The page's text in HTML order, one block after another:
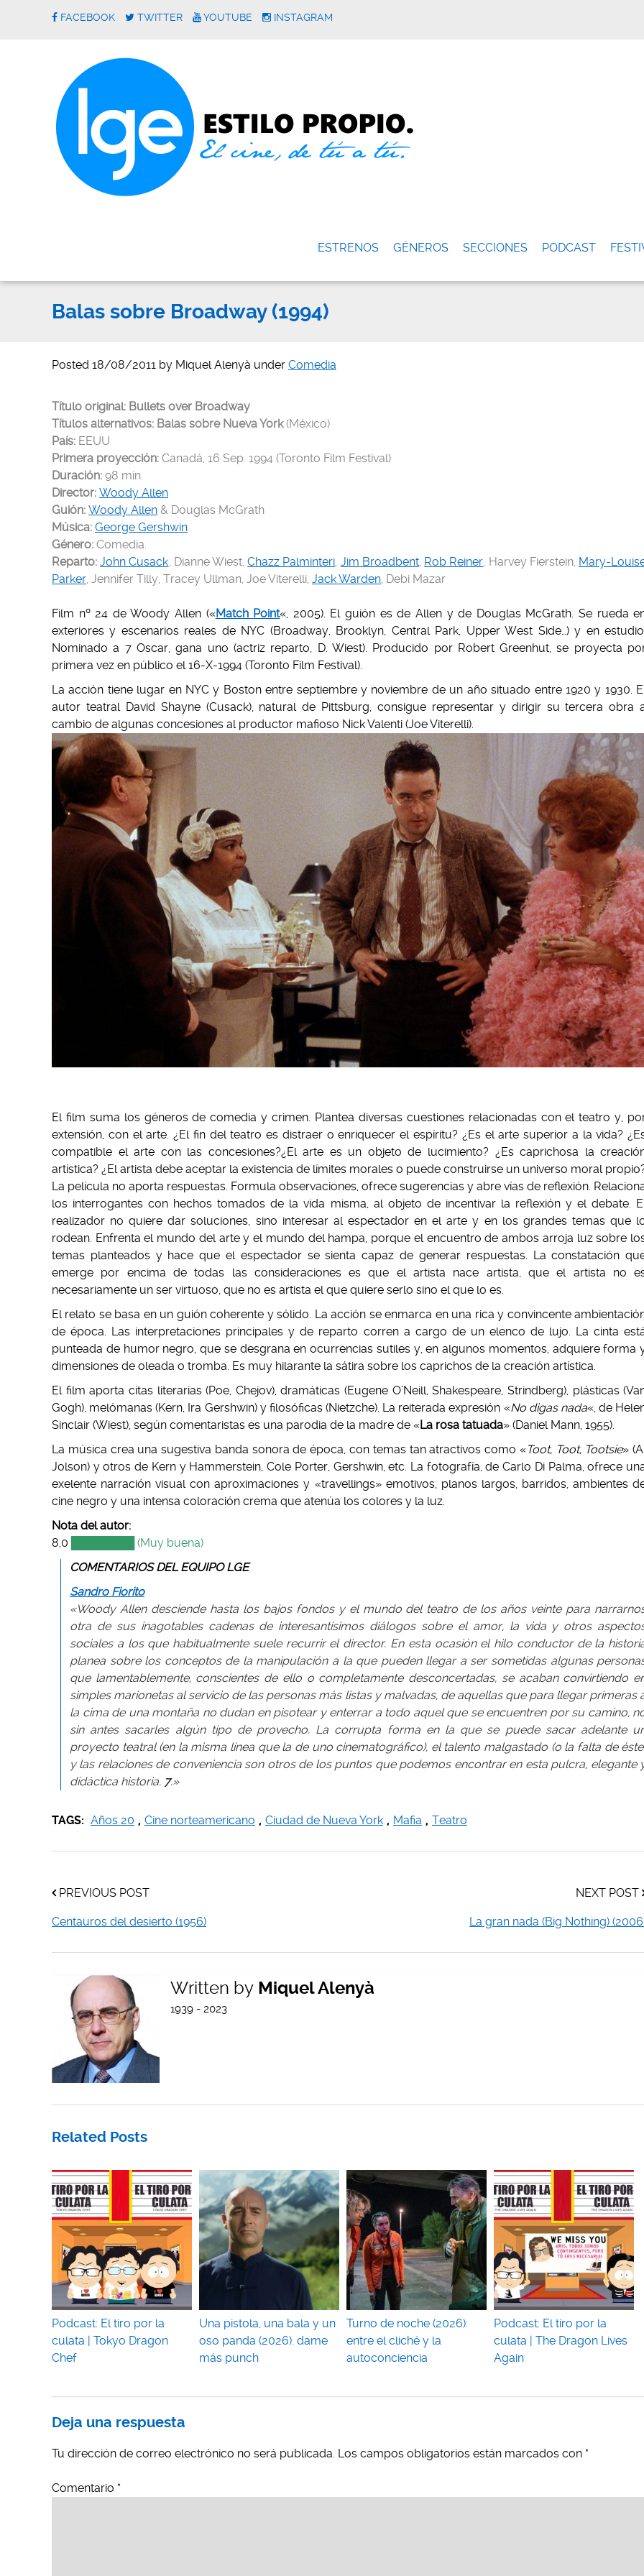
FACEBOOK TWITTER YOUTUBE INSTAGRAM
ESTRENOS GÉNEROS SECCIONES PODCAST
Balas sobre Broadway (1994)
Posted 18/08/2011 by Miquel Alenyà under Comedia
Título original: Bullets over Broadway
Títulos alternativos: Balas sobre Nueva York(México)
País: EEUU
Primera proyección: Canadá, 16 Sep. 1994 (Toronto Film Festival)
Duración: 98 min.
Director: Woody Allen
Guión: Woody Allen & Douglas McGrath
Música: George Gershwin
Género: Comedia.
Reparto:John Cusack, Dianne Wiest,Chazz Palminteri, Jim Broadbent, Rob Reiner, Harvey Fierstein, Mary-
Parker, Jennifer Tilly, Tracey Ullman, Joe Viterelli, Jack Warden, Debi Mazar
Film nº 24 de Woody Allen («Match Point«, 2005). El guión es de Allen y de Douglas McGrath. Se rueda
exteriores y escenarios reales de NYC (Broadway, Brooklyn, Central Park, Upper West Side…) y en
Nominado a 7 Oscar, gana uno (actriz reparto, D. Wiest). Producido por Robert Greenhut, se proyecta
primera vez en público el 16-X-1994 (Toronto Film Festival).
La acción tiene lugar en NYC y Boston entre septiembre y noviembre de un año situado entre 1920 y 1930.
autor teatral David Shayne (Cusack), natural de Pittsburg, consigue representar y dirigir su tercera obra
cambio de algunas concesiones al productor mafioso Nick Valenti (Joe Viterelli).
El film suma los géneros de comedia y crimen. Plantea diversas cuestiones relacionadas con el teatro y,
extensión, con el arte. ¿El fin del teatro es distraer o enriquecer el espíritu? ¿Es el arte superior a la vida?
compatible el arte con las concesiones?¿El arte es un objeto de lucimiento? ¿Es caprichosa la
artística? ¿El artista debe aceptar la existencia de límites morales o puede construirse un universo moral
La película no aporta respuestas. Formula observaciones, ofrece sugerencias y abre vías de reflexión.
los interrogantes con hechos tomados de la vida misma, al objeto de incentivar la reflexión y el debate.
realizador no quiere dar soluciones, sino interesar al espectador en el arte y en los grandes temas que
rodean. Enfrenta el mundo del arte y el mundo del hampa, porque el encuentro de ambos arroja luz sobre
temas planteados y hace que el espectador se sienta capaz de generar respuestas. La constatación
emerge por encima de todas las consideraciones es que el artista nace artista, que el artista no
necesariamente un ser virtuoso, que no es artista el que quiere serlo sino el que lo es.
El relato se basa en un guión coherente y sólido. La acción se enmarca en una rica y convincente
de época. Las interpretaciones principales y de reparto corren a cargo de un elenco de lujo. La cinta
punteada de humor negro, que se desgrana en ocurrencias sutiles y, en algunos momentos, adquiere forma
dimensiones de oleada o tromba. Es muy hilarante la sátira sobre los caprichos de la creación artística.
El film aporta citas literarias (Poe, Chejov), dramáticas (Eugene O’Neill, Shakespeare, Strindberg), plásticas
Gogh), melómanas (Kern, Ira Gershwin) y filosóficas (Nietzche). La reiterada expresión «No digas nada«, de
Sinclair (Wiest), según comentaristas es una parodia de la madre de «La rosa tatuada» (Daniel Mann, 1955).
La música crea una sugestiva banda sonora de época, con temas tan atractivos como «Toot, Toot, Tootsie»
Jolson) y otros de Kern y Hammerstein, Cole Porter, Gershwin, etc. La fotografía, de Carlo Di Palma, ofrece
exelente narración visual con aproximaciones y «travellings» emotivos, planos largos, barridos, ambientes
cine negro y una intensa coloración crema que atenúa los colores y la luz.
Nota del autor:
8,0
████████ (Muy buena)
COMENTARIOS DEL EQUIPO LGE
Sandro Fiorito
«Woody Allen desciende hasta los bajos fondos y el mundo del teatro de los años veinte para
otra de sus inagotables cadenas de interesantísimos diálogos sobre el amor, la vida y otros
sociales a los que habitualmente suele recurrir el director. En esta ocasión el hilo conductor de la
planea sobre los conceptos de la manipulación a la que pueden llegar a ser sometidas algunas
que lamentablemente, conscientes de ello o completamente desconcertadas, se acaban convirtiendo
simples marionetas al servicio de las personas más listas y malvadas, de aquellas que para llegar primeras
la cima de una montaña no dudan en pisotear y enterrar a todo aquel que se encuentren por su camino,
sin antes sacarles algún tipo de provecho. La corrupta forma en la que se puede sacar adelante
proyecto teatral (en la misma línea que la de uno cinematográfico), el talento malgastado (o la falta de
y las relaciones de conveniencia son otros de los puntos que podemos encontrar en esta pulcra, elegante
didáctica historia. 7.»
TAGS: Años 20 , Cine norteamericano , Ciudad de Nueva York , Mafia , Teatro
PREVIOUS POST
Centauros del desierto (1956)
NEXT POST
La gran nada (Big Nothing)
Written by Miquel Alenyà
1939 - 2023
Related Posts
Podcast: El tiro por la
culata | Tokyo Dragon
Chef
Una pistola, una bala y un
oso panda (2026): dame
más punch
Turno de noche (2026):
entre el cliché y la
autoconciencia
Podcast: El tiro por la
culata | The Dragon Lives
Again
Deja una respuesta
Tu dirección de correo electrónico no será publicada. Los campos obligatorios están marcados con *
Comentario *